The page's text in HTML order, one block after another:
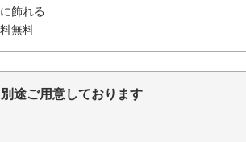
飾れる
無料
途ご用意しております